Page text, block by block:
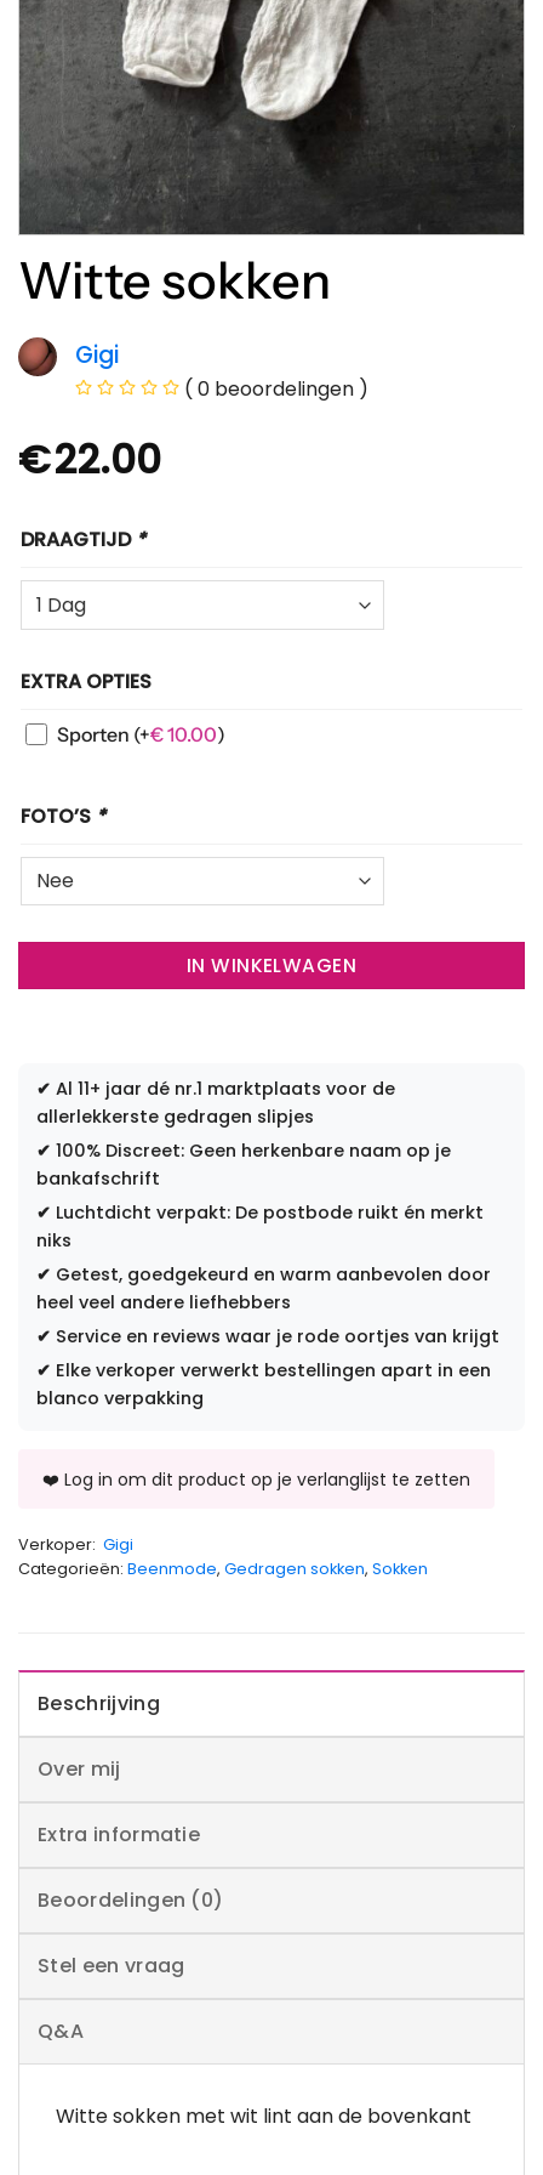
Witte sokken
Gigi
( 0 beoordelingen )
€22.00
DRAAGTIJD *
EXTRA OPTIES
Sporten (+€10.00)
FOTO’S *
IN WINKELWAGEN
✔ Al 11+ jaar dé nr.1 marktplaats voor de
allerlekkerste gedragen slipjes
✔ 100% Discreet: Geen herkenbare naam op je
bankafschrift
✔ Luchtdicht verpakt: De postbode ruikt én merkt
niks
✔ Getest, goedgekeurd en warm aanbevolen door
heel veel andere liefhebbers
✔ Service en reviews waar je rode oortjes van krijgt
✔ Elke verkoper verwerkt bestellingen apart in een
blanco verpakking
Verkoper: Gigi
Categorieën: Beenmode, Gedragen sokken, Sokken
Beschrijving
Over mij
Extra informatie
Beoordelingen (0)
Stel een vraag
Q&A
Witte sokken met wit lint aan de bovenkant